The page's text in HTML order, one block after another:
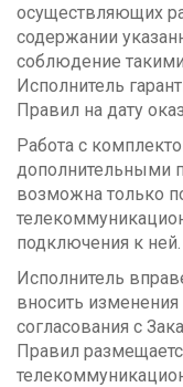
осуществляющих
содержании
соблюдение
Исполнитель
Правил на дату
Работа с
дополнительными
возможна только
подключения к ней.
Исполнитель
вносить
согласования с
Правил